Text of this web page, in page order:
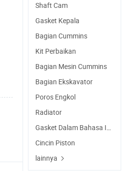
Shaft Cam
Gasket Kepala
Bagian Cummins
Kit Perbaikan
Bagian Mesin Cummins
Bagian Ekskavator
Poros Engkol
Radiator
Gasket Dalam Bahasa Indonesia Adalah "gasket"
Cincin Piston
lainnya